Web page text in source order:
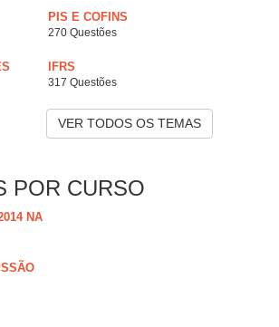
PIS E COFINS
270 Questões
IFRS
317 Questões
VER TODOS OS TEMAS
POR CURSO
NA